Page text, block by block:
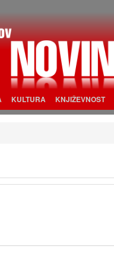
KULTURA KNJIŽEVNOST